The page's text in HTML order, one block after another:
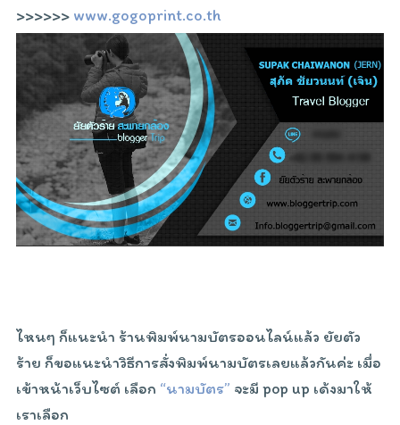
>>>>>> www.gogoprint.co.th
ไหนๆ ก็แนะนำ ร้านพิมพ์นามบัตรออนไลน์แล้ว ยัยตัว
ร้าย ก็ขอแนะนำวิธีการสั่งพิมพ์นามบัตรเลยแล้วกันค่ะ เมื่อ
เข้าหน้าเว็บไซต์ เลือก “นามบัตร” จะมี pop up เด้งมาให้
เราเลือก